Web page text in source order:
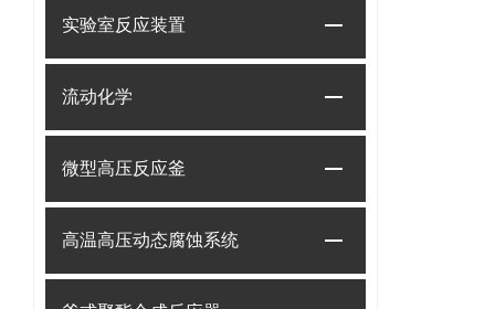
实验室反应装置
流动化学
微型高压反应釜
高温高压动态腐蚀系统